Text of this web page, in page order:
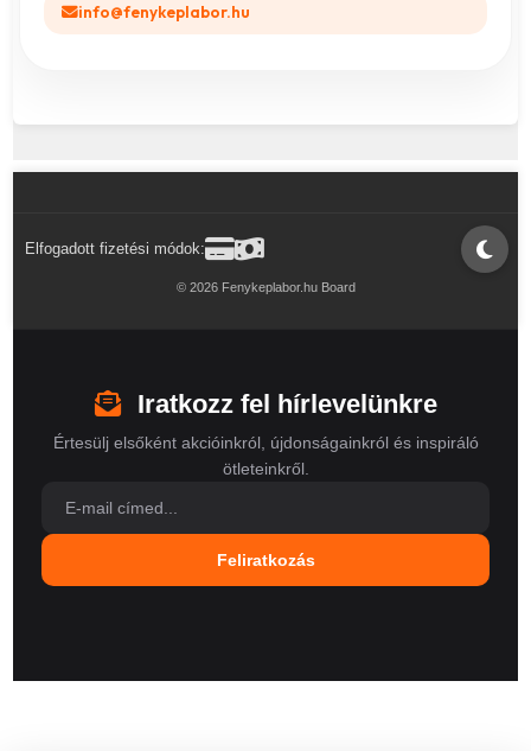
info@fenykeplabor.hu
Elfogadott fizetési módok:
© 2026 Fenykeplabor.hu Board
Iratkozz fel hírlevelünkre
Értesülj elsőként akcióinkról, újdonságainkról és inspiráló
ötleteinkről.
Feliratkozás